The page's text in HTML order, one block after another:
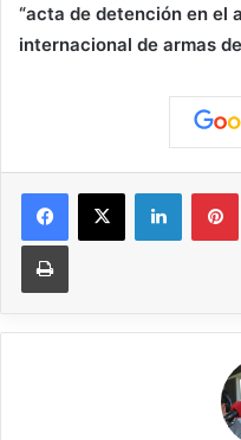
“acta de detención en el
internacional de armas
Facebook
X LinkedIn
Imprimir